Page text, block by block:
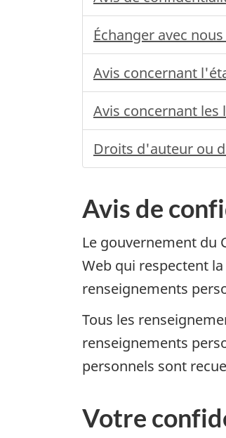
Échanger avec
Avis concernant
Avis concernant les
Droits d'auteur ou
Avis de
Le gouvernement du
Web qui respectent
renseignements
Tous les
renseignements
personnels sont
Votre